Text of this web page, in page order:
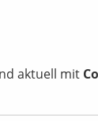
aktuell mit